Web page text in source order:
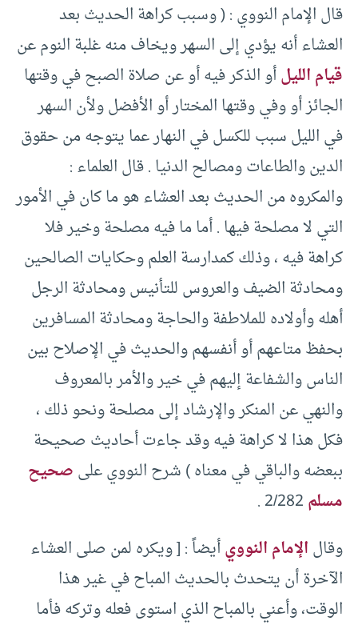
قال الإمام النووي : ( وسبب كراهة الحديث بعد
العشاء أنه يؤدي إلى السهر ويخاف منه غلبة النوم عن
قيام الليلأو الذكر فيه أو عن صلاة الصبح في وقتها
الجائز أو وفي وقتها المختار أو الأفضل ولأن السهر
في الليل سبب للكسل في النهار عما يتوجه من حقوق
الدين والطاعات ومصالح الدنيا . قال العلماء :
والمكروه من الحديث بعد العشاء هو ما كان في الأمور
التي لا مصلحة فيها . أما ما فيه مصلحة وخير فلا
كراهة فيه ، وذلك كمدارسة العلم وحكايات الصالحين
ومحادثة الضيف والعروس للتأنيس ومحادثة الرجل
أهله وأولاده للملاطفة والحاجة ومحادثة المسافرين
بحفظ متاعهم أو أنفسهم والحديث في الإصلاح بين
الناس والشفاعة إليهم في خير والأمر بالمعروف
والنهي عن المنكر والإرشاد إلى مصلحة ونحو ذلك ،
فكل هذا لا كراهة فيه وقد جاءت أحاديث صحيحة
ببعضه والباقي في معناه ) شرح النووي علىصحيح
مسلم
وقالالإمام النوويأيضاً : [ ويكره لمن صلى العشاء
الآخرة أن يتحدث بالحديث المباح في غير هذا
الوقت، وأعني بالمباح الذي استوى فعله وتركه فأما